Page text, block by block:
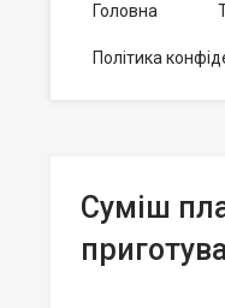
Головна
Політика
Суміш